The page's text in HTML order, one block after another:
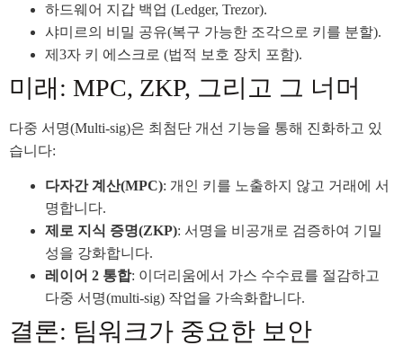
하드웨어 지갑 백업 (Ledger, Trezor).
샤미르의 비밀 공유(복구 가능한 조각으로 키를 분할).
제3자 키 에스크로 (법적 보호 장치 포함).
미래: MPC, ZKP, 그리고 그 너머
다중 서명(Multi-sig)은 최첨단 개선 기능을 통해 진화하고 있
습니다:
다자간 계산(MPC): 개인 키를 노출하지 않고 거래에 서
명합니다.
제로 지식 증명(ZKP): 서명을 비공개로 검증하여 기밀
성을 강화합니다.
레이어 2 통합: 이더리움에서 가스 수수료를 절감하고
다중 서명(multi-sig) 작업을 가속화합니다.
결론: 팀워크가 중요한 보안